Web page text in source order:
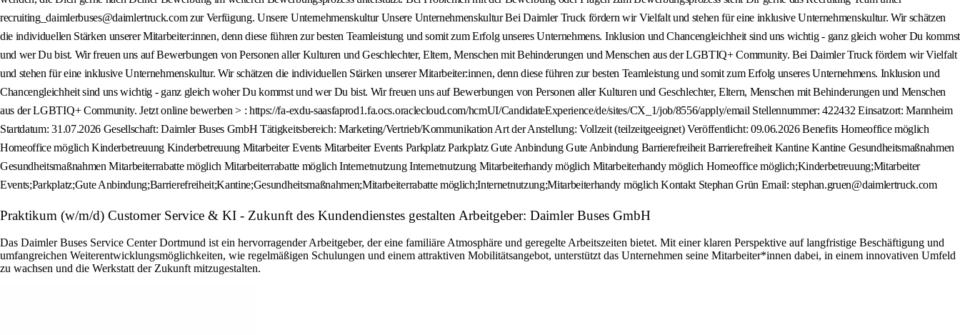
Praktikum (w/m/d) Customer Service & KI - Zukunft des Kundendienstes gestalten Arbeitgeber: Daimler Buses GmbH
Das Daimler Buses Service Center Dortmund ist ein hervorragender Arbeitgeber, der eine familiäre Atmosphäre und geregelte Arbeitszeiten bietet. Mit einer klaren Perspektive auf langfristige Beschäftigung und
umfangreichen Weiterentwicklungsmöglichkeiten, wie regelmäßigen Schulungen und einem attraktiven Mobilitätsangebot, unterstützt das Unternehmen seine Mitarbeiter*innen dabei, in einem innovativen Umfeld
zu wachsen und die Werkstatt der Zukunft mitzugestalten.